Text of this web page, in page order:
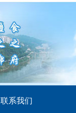
联系我们